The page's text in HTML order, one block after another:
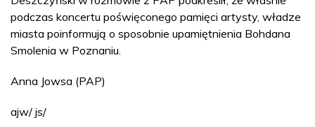
podczas koncertu poświęconego pamięci artysty, władze
miasta poinformują o sposobnie upamiętnienia Bohdana
Smolenia w Poznaniu.
Anna Jowsa (PAP)
ajw/ js/